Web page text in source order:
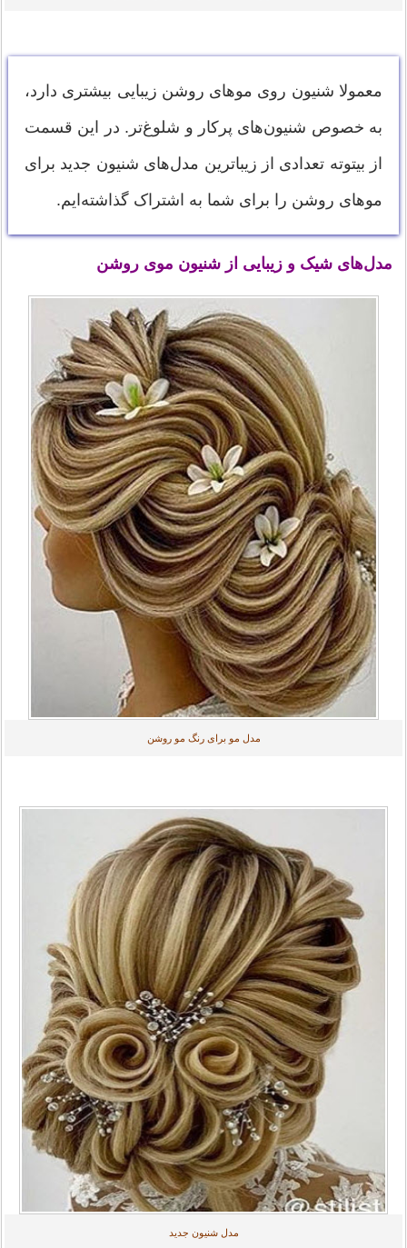
معمولا شنیون روی موهای روشن زیبایی بیشتری دارد،
به خصوص شنیون‌های پرکار و شلوغ‌تر. در این قسمت
از بیتوته تعدادی از زیباترین مدل‌های شنیون جدید برای
موهای روشن را برای شما به اشتراک گذاشته‌ایم.
مدل‌های شیک و زیبایی از شنیون موی روشن
مدل مو برای رنگ مو روشن
مدل‌ شنیون جدید